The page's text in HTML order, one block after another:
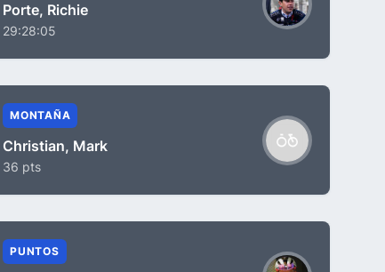
Porte, Richie
29:28:05
MONTAÑA
Christian, Mark
36 pts
PUNTOS